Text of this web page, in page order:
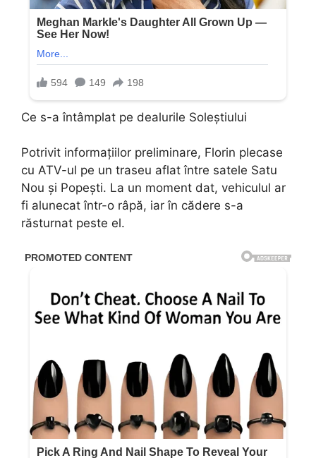
Ce s-a întâmplat pe dealurile Soleștiului
Potrivit informațiilor preliminare, Florin plecase
cu ATV-ul pe un traseu aflat între satele Satu
Nou și Popești. La un moment dat, vehiculul ar
fi alunecat într-o râpă, iar în cădere s-a
răsturnat peste el.